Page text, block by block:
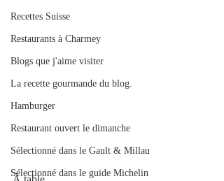
Recettes Suisse
Restaurants à Charmey
Blogs que j'aime visiter
La recette gourmande du blog.
Hamburger
Restaurant ouvert le dimanche
Sélectionné dans le Gault & Millau
Sélectionné dans le guide Michelin